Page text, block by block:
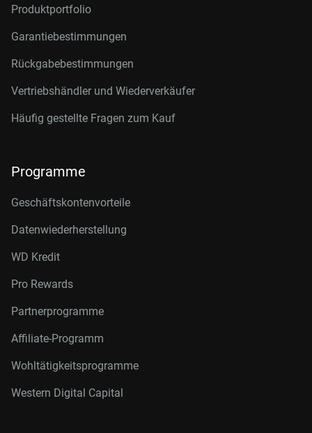
Produktportfolio
Garantiebestimmungen
Rückgabebestimmungen
Vertriebshändler und Wiederverkäufer
Häufig gestellte Fragen zum Kauf
Programme
Geschäftskontenvorteile
Datenwiederherstellung
WD Kredit
Pro Rewards
Partnerprogramme
Affiliate-Programm
Wohltätigkeitsprogramme
Western Digital Capital